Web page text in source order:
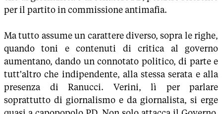
per il partito in commissione antimafia.
Ma tutto assume un carattere diverso, sopra le righe,
quando toni e contenuti di critica al governo
aumentano, dando un connotato politico, di parte e
tutt'altro che indipendente, alla stessa serata e alla
presenza di Ranucci. Verini, lì per parlare
soprattutto di giornalismo e da giornalista, si erge